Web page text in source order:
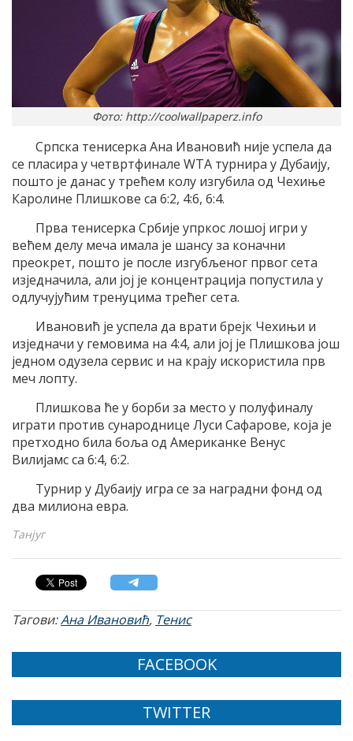
Фото: http://coolwallpaperz.info
Српска тенисерка Ана Ивановић није успела да
се пласира у четвртфинале WТА турнира у Дубаију,
пошто је данас у трећем колу изгубила од Чехиње
Каролине Плишкове са 6:2, 4:6, 6:4.
Прва тенисерка Србије упркос лошој игри у
већем делу меча имала је шансу за коначни
преокрет, пошто је после изгубљеног првог сета
изједначила, али јој је концентрација попустила у
одлучујућим тренуцима трећег сета.
Ивановић је успела да врати брејк Чехињи и
изједначи у гемовима на 4:4, али јој је Плишкова још
једном одузела сервис и на крају искористила прв
меч лопту.
Плишкова ће у борби за место у полуфиналу
играти против сународнице Луси Сафарове, која је
претходно била боља од Американке Венус
Вилијамс са 6:4, 6:2.
Турнир у Дубаију игра се за наградни фонд од
два милиона евра.
Танјуг
Тагови:Ана Ивановић, Тенис
FACEBOOK
TWITTER